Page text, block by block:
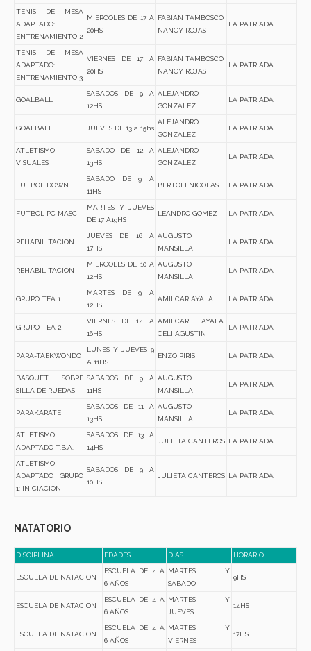
TENIS DE MESA
ADAPTADO:
ENTRENAMIENTO 2
MIERCOLES DE 17 A
20HS
FABIAN TAMBOSCO,
NANCY ROJAS
LA PATRIADA
TENIS DE MESA
ADAPTADO:
ENTRENAMIENTO 3
VIERNES DE 17 A
20HS
FABIAN TAMBOSCO,
NANCY ROJAS
LA PATRIADA
GOALBALL
SABADOS DE 9 A
12HS
ALEJANDRO
GONZALEZ
LA PATRIADA
GOALBALL JUEVES DE 13 a 15hs
ALEJANDRO
GONZALEZ
LA PATRIADA
ATLETISMO
VISUALES
SABADO DE 12 A
13HS
ALEJANDRO
GONZALEZ
LA PATRIADA
FUTBOL DOWN
SABADO DE 9 A
11HS
BERTOLI NICOLAS LA PATRIADA
FUTBOL PC MASC
MARTES Y JUEVES
DE 17 A19HS
LEANDRO GOMEZ LA PATRIADA
REHABILITACION
JUEVES DE 16 A
17HS
AUGUSTO
MANSILLA
LA PATRIADA
REHABILITACION
MIERCOLES DE 10 A
12HS
AUGUSTO
MANSILLA
LA PATRIADA
GRUPO TEA 1
MARTES DE 9 A
12HS
AMILCAR AYALA LA PATRIADA
GRUPO TEA 2
VIERNES DE 14 A
16HS
AMILCAR AYALA,
CELI AGUSTIN
LA PATRIADA
PARA-TAEKWONDO
LUNES Y JUEVES 9
A 11HS
ENZO PIRIS LA PATRIADA
BASQUET SOBRE
SILLA DE RUEDAS
SABADOS DE 9 A
11HS
AUGUSTO
MANSILLA
LA PATRIADA
PARAKARATE
SABADOS DE 11 A
13HS
AUGUSTO
MANSILLA
LA PATRIADA
ATLETISMO
ADAPTADO T.B.A.
SABADOS DE 13 A
14HS
JULIETA CANTEROS LA PATRIADA
ATLETISMO
ADAPTADO GRUPO
1: INICIACION
SABADOS DE 9 A
10HS
JULIETA CANTEROS LA PATRIADA
NATATORIO
DISCIPLINA EDADES DIAS HORARIO
ESCUELA DE NATACION
ESCUELA DE 4 A
6 AÑOS
MARTES Y
SABADO
9HS
ESCUELA DE NATACION
ESCUELA DE 4 A
6 AÑOS
MARTES Y
JUEVES
14HS
ESCUELA DE NATACION
ESCUELA DE 4 A
6 AÑOS
MARTES Y
VIERNES
17HS